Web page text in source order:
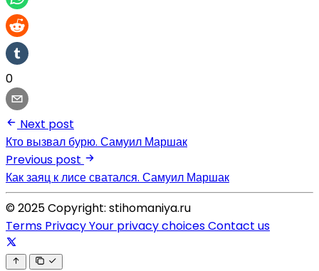
0
Next post
Кто вызвал бурю. Самуил Маршак
Previous post
Как заяц к лисе сватался. Самуил Маршак
© 2025 Copyright: stihomaniya.ru
Terms PrivacyYour privacy choicesContact us